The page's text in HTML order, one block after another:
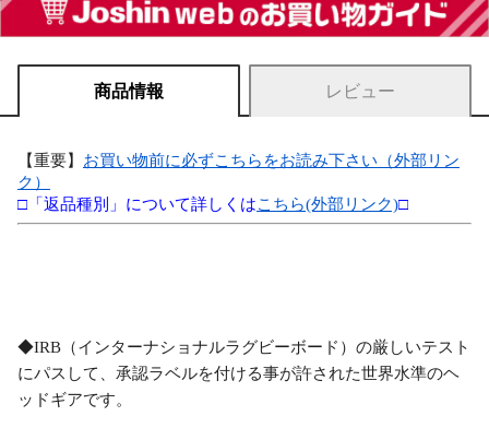
商品情報 レビュー
【重要】 お買い物前に必ずこちらをお読み下さい（外部リン
ク）
□「返品種別」について詳しくはこちら(外部リンク)□
◆IRB（インターナショナルラグビーボード）の厳しいテスト
にパスして、承認ラベルを付ける事が許された世界水準のヘ
ッドギアです。